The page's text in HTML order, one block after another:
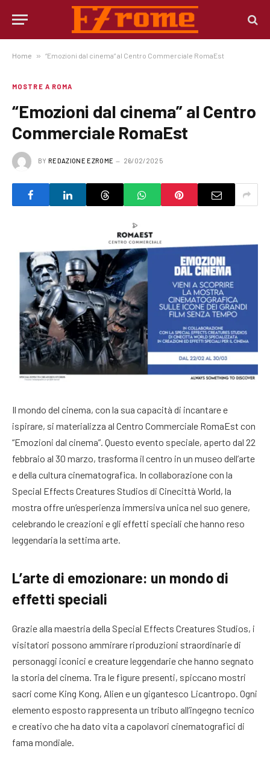
Home » “Emozioni dal cinema” al Centro Commerciale RomaEst
MOSTRE A ROMA
“Emozioni dal cinema” al Centro
Commerciale RomaEst
BY REDAZIONE EZROME 26/02/2025
Il mondo del cinema, con la sua capacità di incantare e
ispirare, si materializza al Centro Commerciale RomaEst con
“Emozioni dal cinema”. Questo evento speciale, aperto dal 22
febbraio al 30 marzo, trasforma il centro in un museo dell’arte
e della cultura cinematografica. In collaborazione con la
Special Effects Creatures Studios di Cinecittà World, la
mostra offre un’esperienza immersiva unica nel suo genere,
celebrando le creazioni e gli effetti speciali che hanno reso
leggendaria la settima arte.
L’arte di emozionare: un mondo di
effetti speciali
Grazie alla maestria della Special Effects Creatures Studios, i
visitatori possono ammirare riproduzioni straordinarie di
personaggi iconici e creature leggendarie che hanno segnato
la storia del cinema. Tra le figure presenti, spiccano mostri
sacri come King Kong, Alien e un gigantesco Licantropo. Ogni
elemento esposto rappresenta un tributo all’ingegno tecnico
e creativo che ha dato vita a capolavori cinematografici di
fama mondiale.